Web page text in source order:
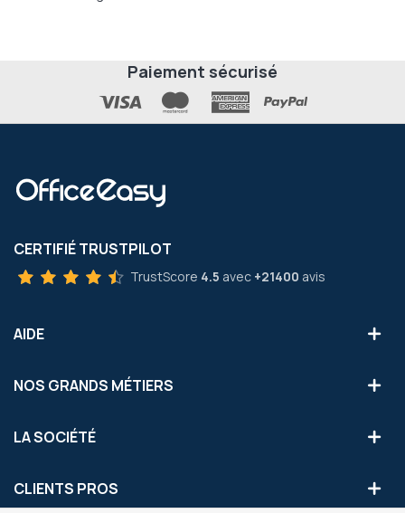
Paiement sécurisé
CERTIFIÉ TRUSTPILOT
TrustScore 4.5 avec +21400 avis
AIDE
NOS GRANDS MÉTIERS
LA SOCIÉTÉ
CLIENTS PROS